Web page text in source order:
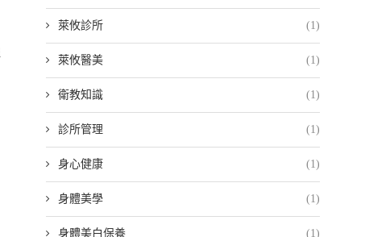
萊攸診所 (1)
萊攸醫美 (1)
衛教知識 (1)
診所管理 (1)
身心健康 (1)
身體美學 (1)
身體美白保養 (1)